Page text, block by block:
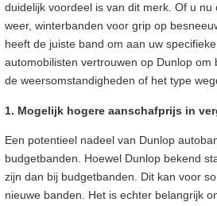
duidelijk voordeel is van dit merk. Of u
weer, winterbanden voor grip op
heeft de juiste band om aan uw
automobilisten vertrouwen op Dunlop
de weersomstandigheden of het type
1. Mogelijk hogere aanschafprijs in
Een potentieel nadeel van Dunlop
budgetbanden. Hoewel Dunlop bekend
zijn dan bij budgetbanden. Dit kan voor
nieuwe banden. Het is echter belangrijk